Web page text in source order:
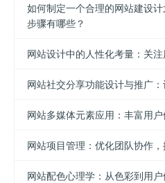
如何制定一个合理的网站建设
步骤有哪些？
网站设计中的人性化考量：关
网站社交分享功能设计与推广
网站多媒体元素应用：丰富用
网站项目管理：优化团队协作
网站配色心理学：从色彩到用